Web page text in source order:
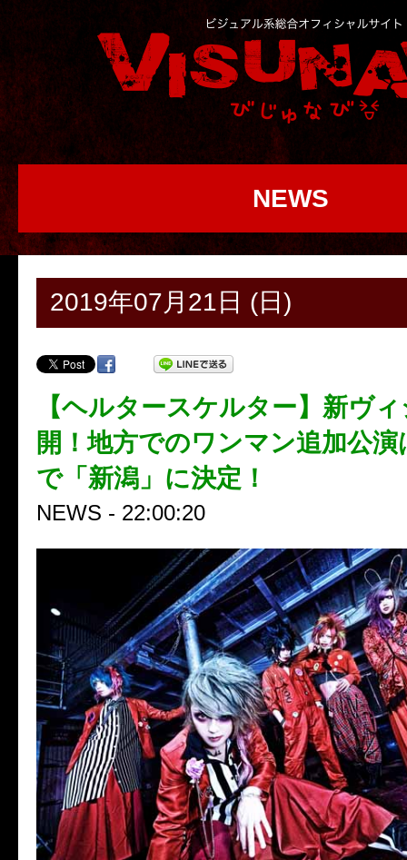
NEWS
2019年07月21日 (日)
【ヘルタースケルター】新ヴ
開！地方でのワンマン追加公
で「新潟」に決定！
NEWS - 22:00:20